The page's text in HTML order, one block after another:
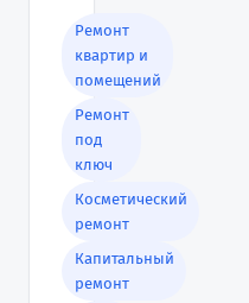
Ремонт
квартир и
помещений
Ремонт
под
ключ
Косметический
ремонт
Капитальный
ремонт